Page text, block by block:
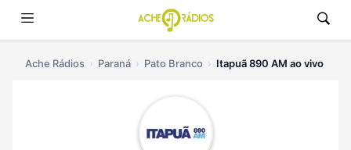
Ache Rádios Paraná Pato Branco Itapuã 890 AM ao vivo